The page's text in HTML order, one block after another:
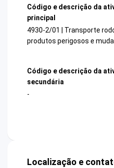
Código e descrição da
principal
4930-2/01 | Transporte
produtos perigosos e
Código e descrição da
secundária
-
Localização e